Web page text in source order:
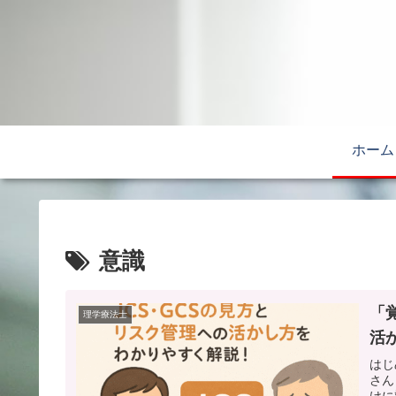
ホーム
意識
理学療法士
活
は
さ